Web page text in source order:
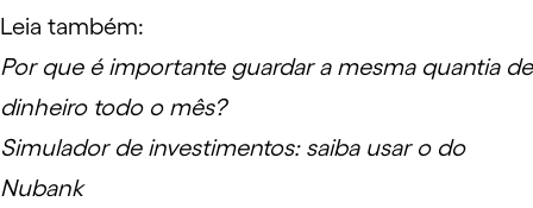
Leia também:
Por que é importante guardar a mesma quantia de
dinheiro todo o mês?
Simulador de investimentos: saiba usar o do
Nubank